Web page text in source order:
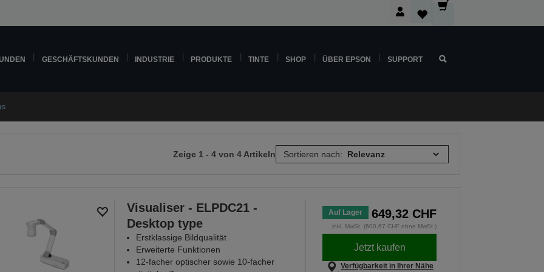
GESCHÄFTSKUNDEN INDUSTRIE PRODUKTE TINTE SHOP ÜBER EPSON SUPPORT
Zeige 1 - 4 von 4 Artikeln Sortieren nach:
Visualiser - ELPDC21 -
Desktop type
Erstklassige Bildqualität
Erweiterte Funktionen
12-facher optischer sowie 10-facher
Auf Lager 649,32 CHF
inkl. MwSt. (600,67 CHF ohne MwSt.)
Jetzt kaufen
Verfügbarkeit in Ihrer Nähe